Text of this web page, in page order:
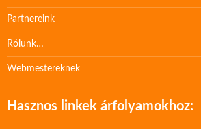
Partnereink
Rólunk…
Webmestereknek
Hasznos linkek árfolyamokhoz: